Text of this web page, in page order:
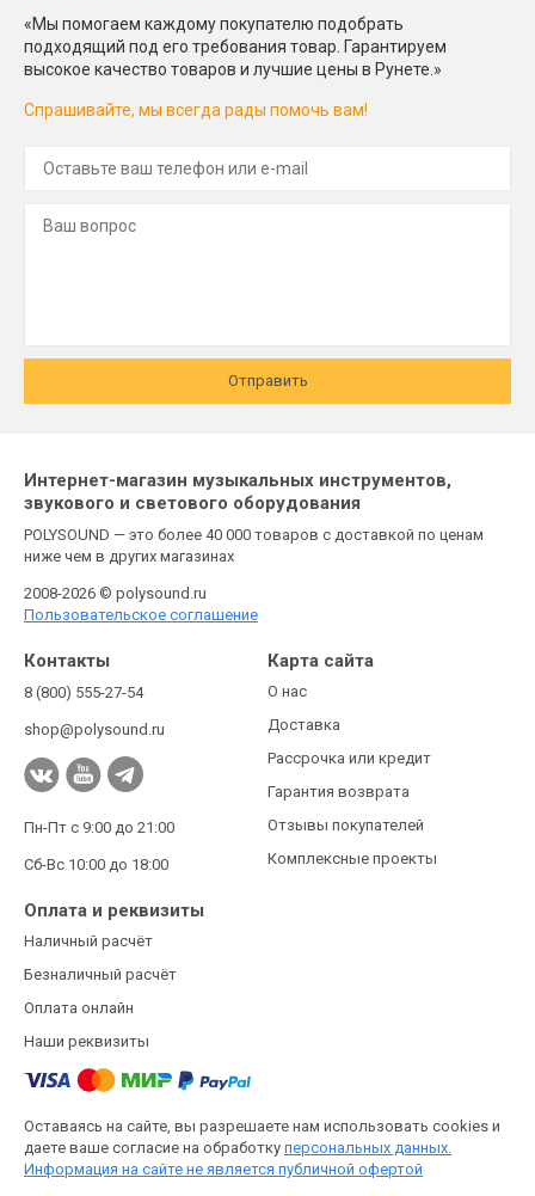
«Мы помогаем каждому покупателю подобрать
подходящий под его требования товар. Гарантируем
высокое качество товаров и лучшие цены в Рунете.»
Спрашивайте, мы всегда рады помочь вам!
Отправить
Интернет-магазин музыкальных инструментов,
звукового и светового оборудования
POLYSOUND — это более 40 000 товаров с доставкой по ценам
ниже чем в других магазинах
2008-2026 © polysound.ru
Пользовательское соглашение
Контакты
8 (800) 555-27-54
shop@polysound.ru
Пн-Пт с 9:00 до 21:00
Сб-Вс 10:00 до 18:00
Карта сайта
О нас
Доставка
Рассрочка или кредит
Гарантия возврата
Отзывы покупателей
Комплексные проекты
Оплата и реквизиты
Наличный расчёт
Безналичный расчёт
Оплата онлайн
Наши реквизиты
Оставаясь на сайте, вы разрешаете нам использовать cookies и
даете ваше согласие на обработку персональных данных.
Информация на сайте не является публичной офертой